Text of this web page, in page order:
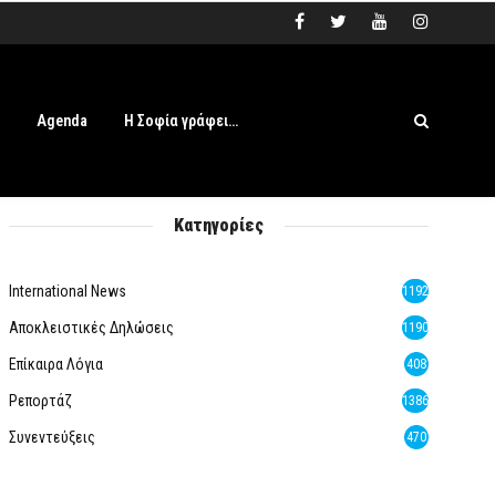
Agenda Η Σοφία γράφει…
Κατηγορίες
International News 1192
Αποκλειστικές Δηλώσεις 1190
Επίκαιρα Λόγια 408
Ρεπορτάζ 1386
Συνεντεύξεις 470